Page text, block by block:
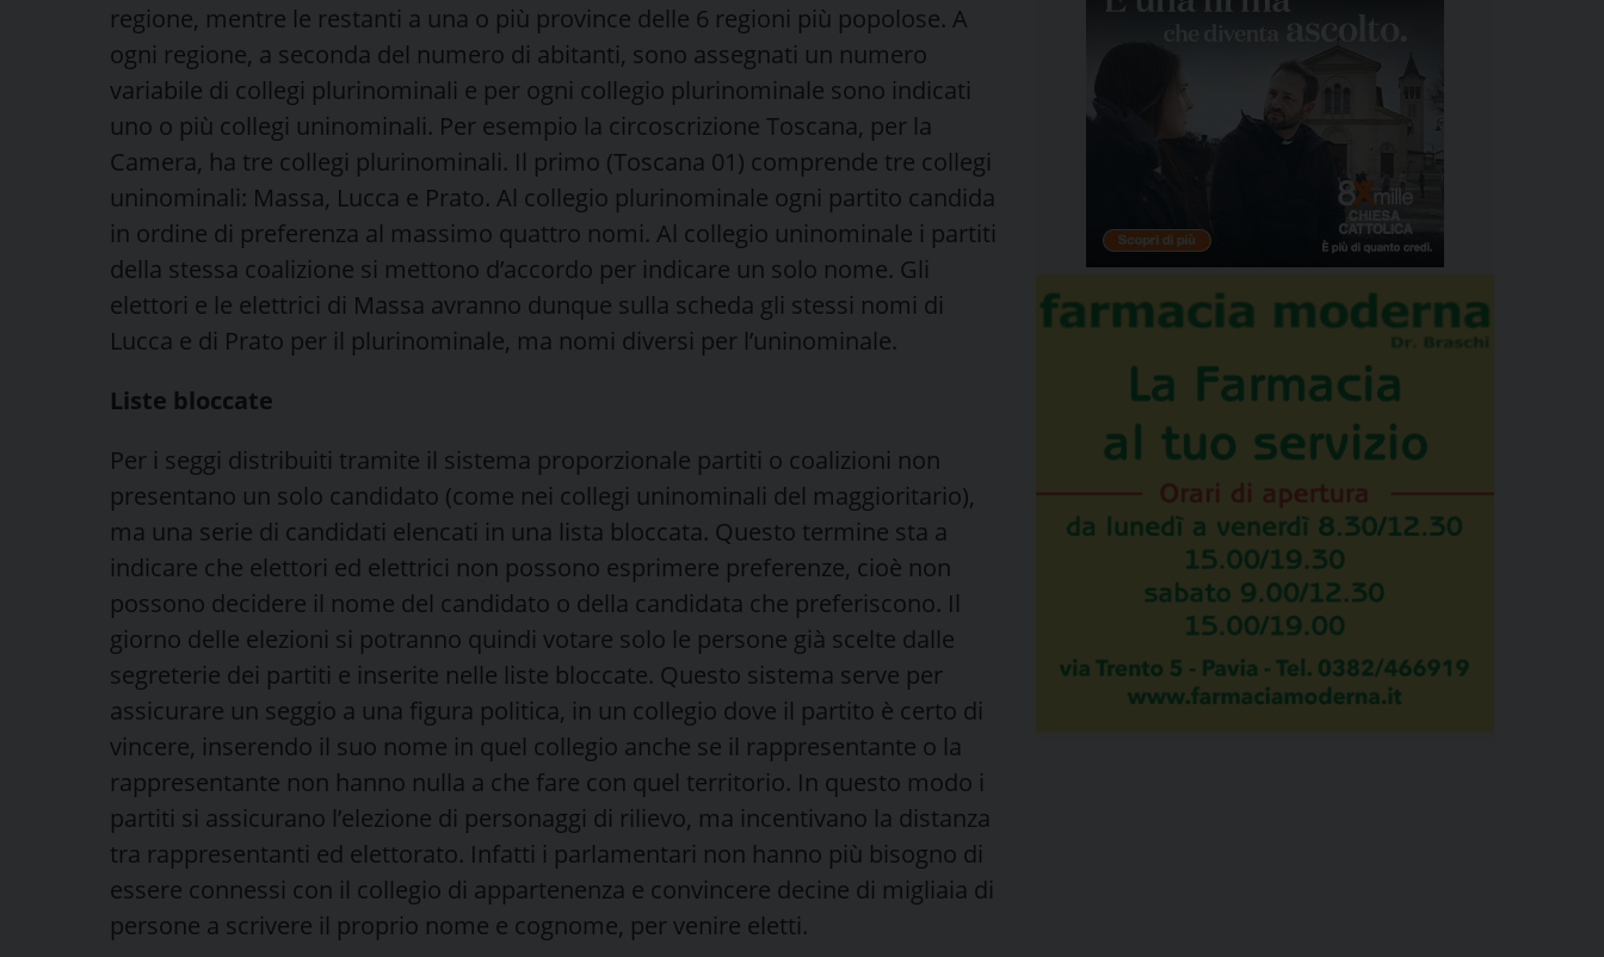
regione, mentre le restanti a una o più province delle 6 regioni più popolose. A
ogni regione, a seconda del numero di abitanti, sono assegnati un numero
variabile di collegi plurinominali e per ogni collegio plurinominale sono indicati
uno o più collegi uninominali. Per esempio la circoscrizione Toscana, per la
Camera, ha tre collegi plurinominali. Il primo (Toscana 01) comprende tre collegi
uninominali: Massa, Lucca e Prato. Al collegio plurinominale ogni partito candida
in ordine di preferenza al massimo quattro nomi. Al collegio uninominale i partiti
della stessa coalizione si mettono d’accordo per indicare un solo nome. Gli
elettori e le elettrici di Massa avranno dunque sulla scheda gli stessi nomi di
Lucca e di Prato per il plurinominale, ma nomi diversi per l’uninominale.
Liste bloccate
Per i seggi distribuiti tramite il sistema proporzionale partiti o coalizioni non
presentano un solo candidato (come nei collegi uninominali del maggioritario),
ma una serie di candidati elencati in una lista bloccata. Questo termine sta a
indicare che elettori ed elettrici non possono esprimere preferenze, cioè non
possono decidere il nome del candidato o della candidata che preferiscono. Il
giorno delle elezioni si potranno quindi votare solo le persone già scelte dalle
segreterie dei partiti e inserite nelle liste bloccate. Questo sistema serve per
assicurare un seggio a una figura politica, in un collegio dove il partito è certo di
vincere, inserendo il suo nome in quel collegio anche se il rappresentante o la
rappresentante non hanno nulla a che fare con quel territorio. In questo modo i
partiti si assicurano l’elezione di personaggi di rilievo, ma incentivano la distanza
tra rappresentanti ed elettorato. Infatti i parlamentari non hanno più bisogno di
essere connessi con il collegio di appartenenza e convincere decine di migliaia di
persone a scrivere il proprio nome e cognome, per venire eletti.